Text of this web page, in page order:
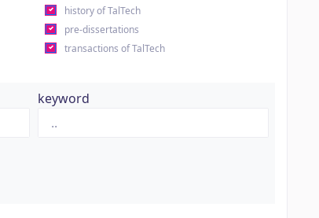
history of TalTech
pre-dissertations
transactions of TalTech
keyword